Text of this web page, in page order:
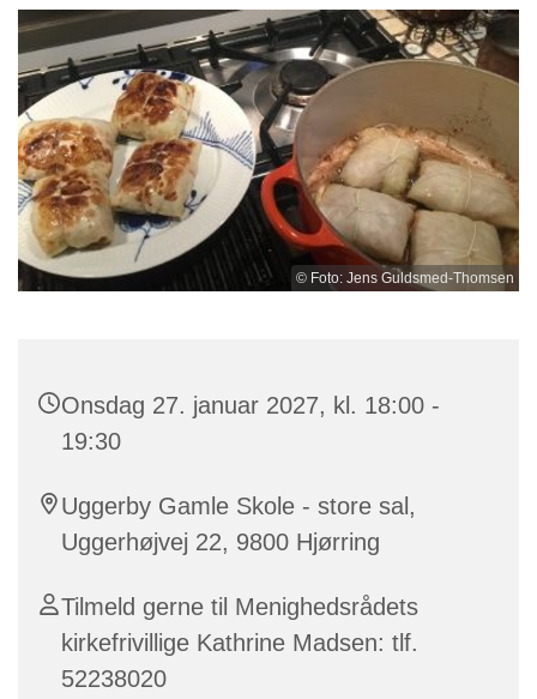
© Foto: Jens Guldsmed-Thomsen
Onsdag 27. januar 2027, kl. 18:00 -
19:30
Uggerby Gamle Skole - store sal,
Uggerhøjvej 22, 9800 Hjørring
Tilmeld gerne til Menighedsrådets
kirkefrivillige Kathrine Madsen: tlf.
52238020